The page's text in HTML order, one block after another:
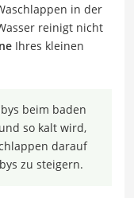
in der
reinigt nicht
Ihres kleinen
beim baden
so kalt wird,
darauf
zu steigern.